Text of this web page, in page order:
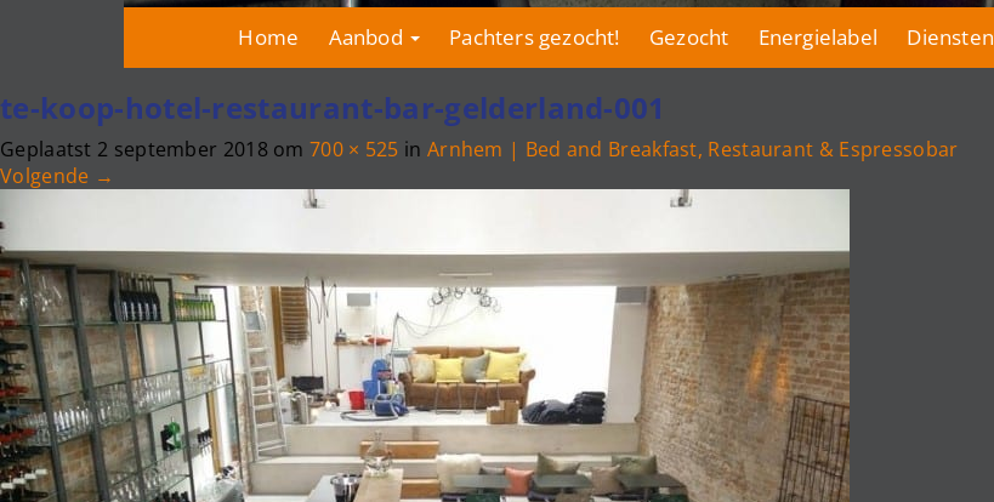
Home Aanbod Pachters gezocht! Gezocht Energielabel Diensten
te-koop-hotel-restaurant-bar-gelderland-001
Geplaatst 2 september 2018 om700 × 525 in Arnhem | Bed and Breakfast, Restaurant & Espressobar
Volgende →